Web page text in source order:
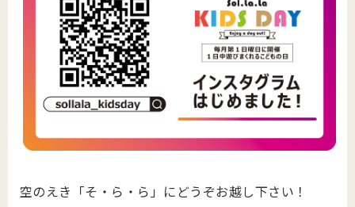
空のえき「そ・ら・ら」にどうぞお越し下さい！